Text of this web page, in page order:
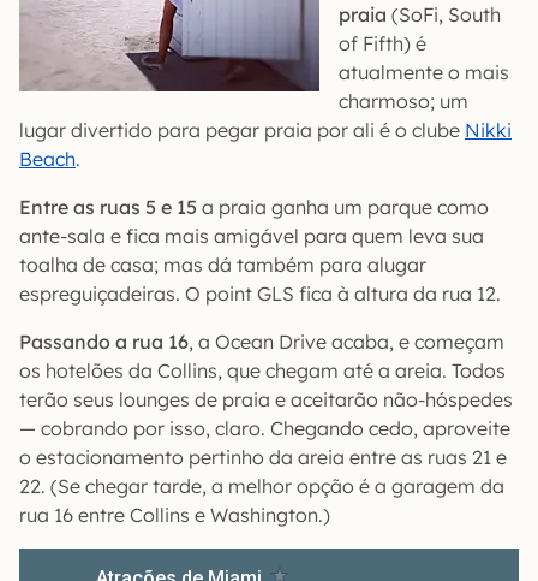
praia (SoFi, South
of Fifth) é
atualmente o mais
charmoso; um
lugar divertido para pegar praia por ali é o clube Nikki
Beach.
Entre as ruas 5 e 15 a praia ganha um parque como
ante-sala e fica mais amigável para quem leva sua
toalha de casa; mas dá também para alugar
espreguiçadeiras. O point GLS fica à altura da rua 12.
Passando a rua 16, a Ocean Drive acaba, e começam
os hotelões da Collins, que chegam até a areia. Todos
terão seus lounges de praia e aceitarão não-hóspedes
— cobrando por isso, claro. Chegando cedo, aproveite
o estacionamento pertinho da areia entre as ruas 21 e
22. (Se chegar tarde, a melhor opção é a garagem da
rua 16 entre Collins e Washington.)